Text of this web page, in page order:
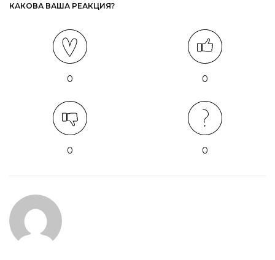
КАКОВА ВАША РЕАКЦИЯ?
0 0
0 0